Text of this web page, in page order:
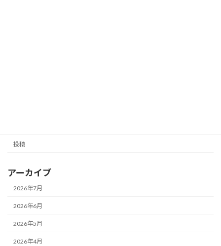
投稿
アーカイブ
2026年7月
2026年6月
2026年5月
2026年4月